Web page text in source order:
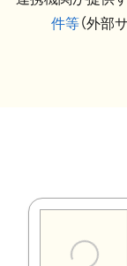
件等（外部